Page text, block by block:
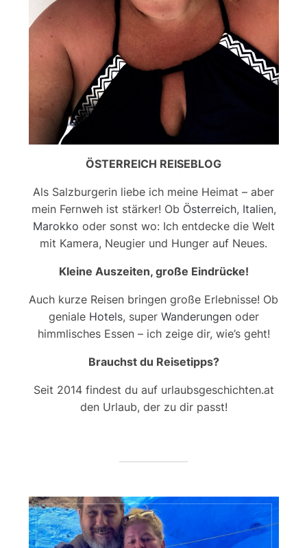
ÖSTERREICH REISEBLOG
Als Salzburgerin liebe ich meine Heimat – aber
mein Fernweh ist stärker! Ob Österreich, Italien,
Marokko oder sonst wo: Ich entdecke die Welt
mit Kamera, Neugier und Hunger auf Neues.
Kleine Auszeiten, große Eindrücke!
Auch kurze Reisen bringen große Erlebnisse! Ob
geniale Hotels, super Wanderungenoder
himmlisches Essen – ich zeige dir, wie’s geht!
Brauchst du Reisetipps?
Seit 2014 findest du auf urlaubsgeschichten.at
den Urlaub, der zu dir passt!